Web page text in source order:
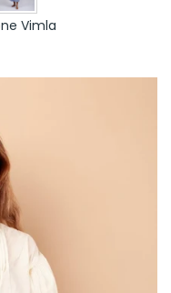
Vimla